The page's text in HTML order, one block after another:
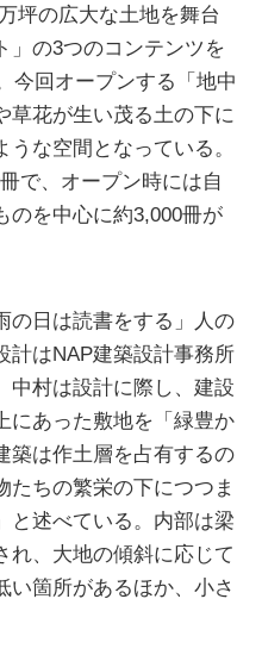
坪の広大な土地を舞台
」の3つのコンテンツを
今回オープンする「地中
草花が生い茂る土の下に
な空間となっている。
で、オープン時には自
のを中心に約3,000冊が
の日は読書をする」人の
計はNAP建築設計事務所
中村は設計に際し、建設
にあった敷地を「緑豊か
築は作土層を占有するの
たちの繁栄の下につつま
と述べている。内部は梁
れ、大地の傾斜に応じて
い箇所があるほか、小さ